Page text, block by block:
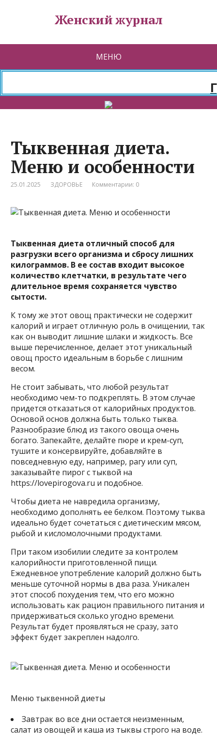
Женский журнал
МЕНЮ
Тыквенная диета.
Меню и особенности
25.01.2025 ЗДОРОВЬЕ Комментарии: 0
Тыквенная диета отличный способ для
разгрузки всего организма и сбросу лишних
килограммов. В ее состав входит высокое
количество клетчатки, в результате чего
длительное время сохраняется чувство
сытости.
К тому же этот овощ практически не содержит
калорий и играетотличную роль в очищении, так
как он выводит лишние шлаки и жидкость. Все
выше перечисленное, делает этот уникальный
овощ просто идеальным в борьбе с лишним
весом.
Не стоит забывать, что любой результат
необходимо чем-то подкреплять. В этом случае
придется отказаться от калорийных продуктов.
Основой основ должна быть только тыква.
Разнообразие блюд из такого овоща очень
богато. Запекайте, делайте пюре и крем-суп,
тушите и консервируйте, добавляйте в
повседневную еду, например, рагу или суп,
заказывайте пирог с тыквой на
https://lovepirogova.ru и подобное.
Чтобы диета не навредила организму,
необходимо дополнять ее белком. Поэтому тыква
идеально будет сочетаться с диетическим мясом,
рыбой и кисломолочными продуктами.
При таком изобилии следите за контролем
калорийности приготовленной пищи.
Ежедневное употребление калорий должно быть
меньше суточной нормы в два раза. Уникален
этот способ похудения тем, что его можно
использовать как рацион правильного питания и
придерживаться сколько угодно времени.
Результат будет проявляться не сразу, зато
эффект будет закреплен надолго.
Меню тыквенной диеты
Завтрак во все дни остается неизменным,
салат из овощей и каша из тыквы строго на воде.